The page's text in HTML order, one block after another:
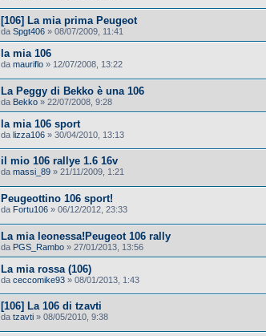
[106] La mia prima Peugeot
da Spgt406 » 08/07/2009, 11:41
la mia 106
da mauriflo » 12/07/2008, 13:22
La Peggy di Bekko è una 106
da Bekko » 22/07/2008, 9:28
la mia 106 sport
da lizza106 » 30/04/2010, 13:13
il mio 106 rallye 1.6 16v
da massi_89 » 21/11/2009, 1:21
Peugeottino 106 sport!
da Fortu106 » 06/12/2012, 23:33
La mia leonessa!Peugeot 106 rally
da PGS_Rambo » 27/01/2013, 13:56
La mia rossa (106)
da ceccomike93 » 08/01/2013, 1:43
[106] La 106 di tzavti
da tzavti » 08/05/2010, 9:38